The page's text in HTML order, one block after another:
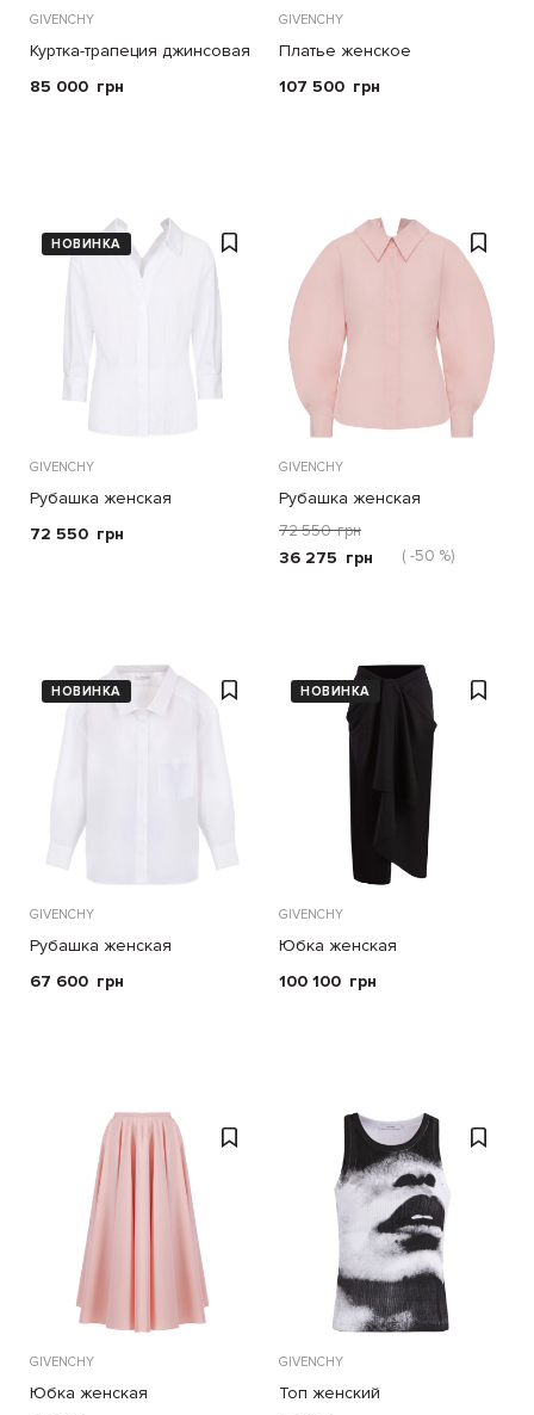
GIVENCHY
Куртка-трапеция джинсовая
женская
85 000 грн
GIVENCHY
Платье женское
107 500 грн
НОВИНКА
GIVENCHY
Рубашка женская
72 550 грн
GIVENCHY
Рубашка женская
72 550 грн
36 275 грн ( -50 %)
НОВИНКА
GIVENCHY
Рубашка женская
67 600 грн
НОВИНКА
GIVENCHY
Юбка женская
100 100 грн
GIVENCHY
Юбка женская
GIVENCHY
Топ женский